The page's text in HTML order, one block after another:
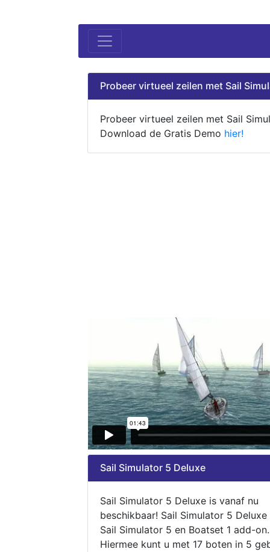
Probeer virtueel zeilen met Sail
Probeer virtueel zeilen met Sail
Download de Gratis Demo hier!
Sail Simulator 5 Deluxe
Sail Simulator 5 Deluxe is vanaf nu
beschikbaar! Sail Simulator 5
Sail Simulator 5 en Boatset 1 add-on.
Hiermee kunt u met 17 boten in 5